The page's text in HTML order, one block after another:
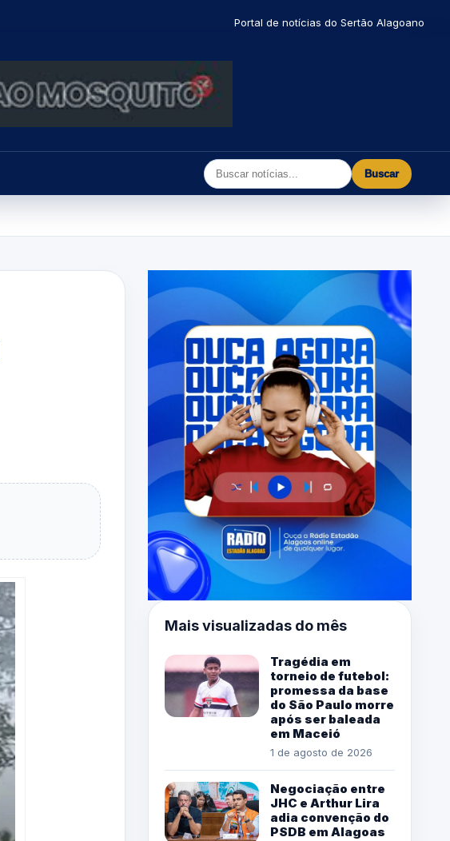
Portal de notícias do Sertão Alagoano
Buscar
Mais visualizadas do mês
Tragédia em
torneio de futebol:
promessa da base
do São Paulo morre
após ser baleada
em Maceió
1 de agosto de 2026
Negociação entre
JHC e Arthur Lira
adia convenção do
PSDB em Alagoas